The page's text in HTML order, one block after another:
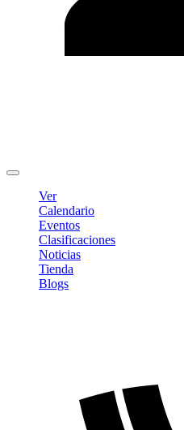
Ver
Calendario
Eventos
Clasificaciones
Noticias
Tienda
Blogs